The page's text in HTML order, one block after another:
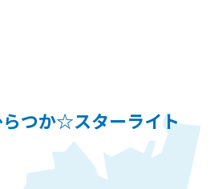
つか☆スターライト